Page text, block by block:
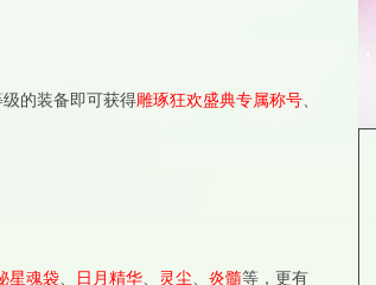
的装备即可获得雕琢狂欢盛典专属称号
星魂袋 日月精华 灵尘 炎髓等，更有